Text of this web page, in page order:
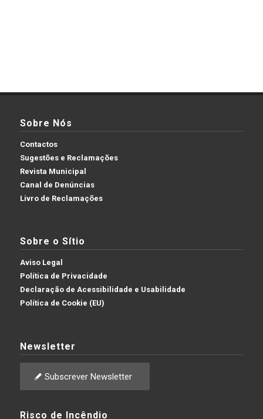
Sobre Nós
Contactos
Sugestões e Reclamações
Revista Municipal
Canal de Denúncias
Livro de Reclamações
Sobre o Sítio
Aviso Legal
Política de Privacidade
Declaração de Acessibilidade e Usabilidade
Política de Cookie (EU)
Newsletter
Subscrever Newsletter
Risco de Incêndio